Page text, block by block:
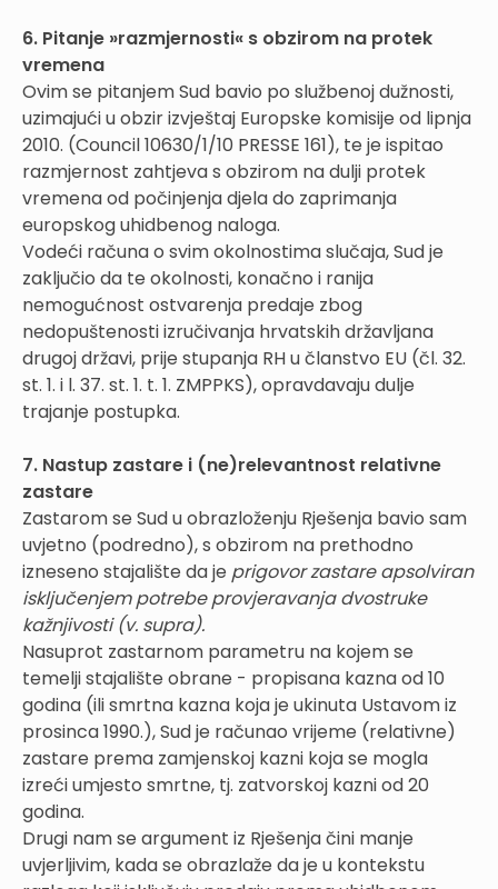
6. Pitanje »razmjernosti« s obzirom na protek
vremena
Ovim se pitanjem Sud bavio po službenoj dužnosti,
uzimajući u obzir izvještaj Europske komisije od lipnja
2010. (Council 10630/1/10 PRESSE 161), te je ispitao
razmjernost zahtjeva s obzirom na dulji protek
vremena od počinjenja djela do zaprimanja
europskog uhidbenog naloga.
Vodeći računa o svim okolnostima slučaja, Sud je
zaključio da te okolnosti, konačno i ranija
nemogućnost ostvarenja predaje zbog
nedopuštenosti izručivanja hrvatskih državljana
drugoj državi, prije stupanja RH u članstvo EU (čl. 32.
st. 1. i l. 37. st. 1. t. 1. ZMPPKS), opravdavaju dulje
trajanje postupka.
7. Nastup zastare i (ne)relevantnost relativne
zastare
Zastarom se Sud u obrazloženju Rješenja bavio sam
uvjetno (podredno), s obzirom na prethodno
izneseno stajalište da je prigovor zastare apsolviran
isključenjem potrebe provjeravanja dvostruke
kažnjivosti (v. supra).
Nasuprot zastarnom parametru na kojem se
temelji stajalište obrane - propisana kazna od 10
godina (ili smrtna kazna koja je ukinuta Ustavom iz
prosinca 1990.), Sud je računao vrijeme (relativne)
zastare prema zamjenskoj kazni koja se mogla
izreći umjesto smrtne, tj. zatvorskoj kazni od 20
godina.
Drugi nam se argument iz Rješenja čini manje
uvjerljivim, kada se obrazlaže da je u kontekstu